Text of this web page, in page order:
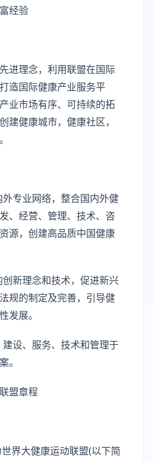
经验
进理念，利用联盟在国际
造国际健康产业服务平
业市场有序、可持续的拓
建健康城市，健康社区，
专业网络，整合国内外健
、经营、管理、技术、咨
源，创建高品质中国健康
新理念和技术，促进新兴
规的制定及完善，引导健
发展。
设、服务、技术和管理于
。
盟章程
界大健康运动联盟(以下简